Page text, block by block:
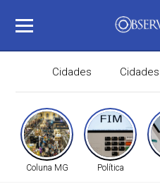
Cidades Cidades
Coluna MG Política